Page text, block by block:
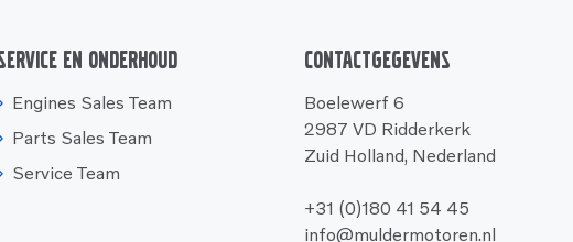
en onderhoud
Engines Sales Team
Parts Sales Team
Service Team
Contactgegevens
Boelewerf 6
2987 VD Ridderkerk
Zuid Holland, Nederland
+31 (0)180 41 54 45
info@muldermotoren.nl